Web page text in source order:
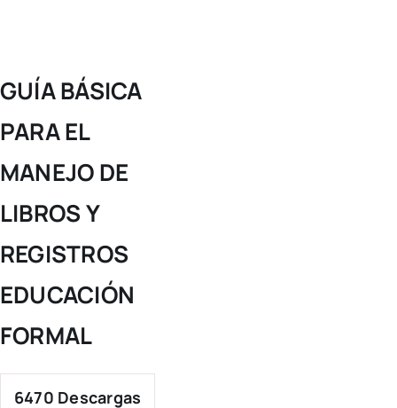
REGISTROS
EDUCACIÓN
GUÍA BÁSICA
PARA EL
MANEJO DE
LIBROS Y
REGISTROS
EDUCACIÓN
FORMAL
6470 Descargas